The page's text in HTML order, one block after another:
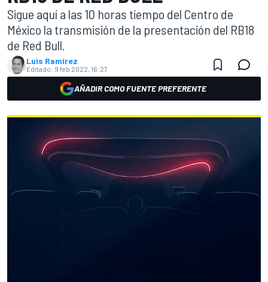
Sigue aquí a las 10 horas tiempo del Centro de
México la transmisión de la presentación del RB18
de Red Bull.
Luis Ramírez
Editado: 9 feb 2022, 16:27
AÑADIR COMO FUENTE PREFERENTE